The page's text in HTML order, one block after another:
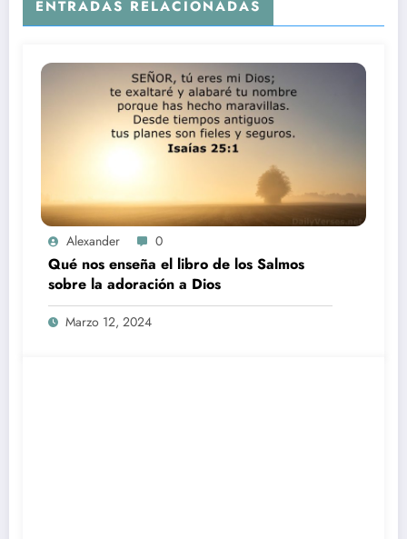
ENTRADAS RELACIONADAS
Alexander 0
Qué nos enseña el libro de los Salmos
sobre la adoración a Dios
Marzo 12, 2024